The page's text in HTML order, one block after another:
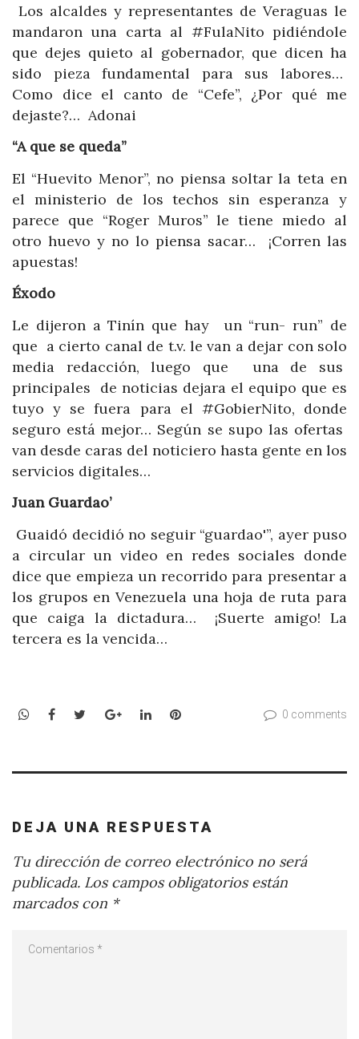
Los alcaldes y representantes de Veraguas le
mandaron una carta al #FulaNito pidiéndole
que dejes quieto al gobernador, que dicen ha
sido pieza fundamental para sus labores…
Como dice el canto de “Cefe”, ¿Por qué me
dejaste?… Adonai
“A que se queda”
El “Huevito Menor”, no piensa soltar la teta en
el ministerio de los techos sin esperanza y
parece que “Roger Muros” le tiene miedo al
otro huevo y no lo piensa sacar… ¡Corren las
apuestas!
Éxodo
Le dijeron a Tinín que hay un “run- run” de
que a cierto canal de t.v. le van a dejar con solo
media redacción, luego que una de sus
principales de noticias dejara el equipo que es
tuyo y se fuera para el #GobierNito, donde
seguro está mejor… Según se supo las ofertas
van desde caras del noticiero hasta gente en los
servicios digitales…
Juan Guardao’
Guaidó decidió no seguir “guardao'”, ayer puso
a circular un video en redes sociales donde
dice que empieza un recorrido para presentar a
los grupos en Venezuela una hoja de ruta para
que caiga la dictadura… ¡Suerte amigo! La
tercera es la vencida…
WhatsApp
Facebook
TwitterGoogle+LinkedInPinterest 0 comments
DEJA UNA RESPUESTA
Tu dirección de correo electrónico no será
publicada. Los campos obligatorios están
marcados con *